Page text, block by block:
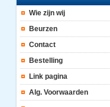
Wie zijn wij
Beurzen
Contact
Bestelling
Link pagina
Alg. Voorwaarden